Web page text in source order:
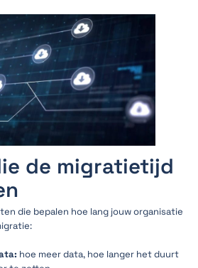
de migratietijd
die bepalen hoe lang jouw organisatie
hoe meer data, hoe langer het duurt